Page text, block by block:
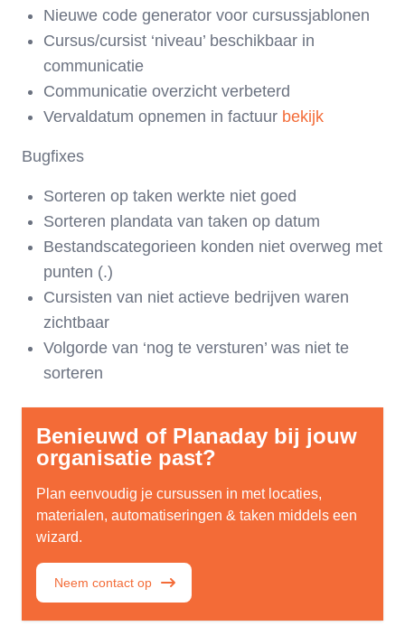
Nieuwe code generator voor cursussjablonen
Cursus/cursist ‘niveau’ beschikbaar in
communicatie
Communicatie overzicht verbeterd
Vervaldatum opnemen in factuur bekijk
Bugfixes
Sorteren op taken werkte niet goed
Sorteren plandata van taken op datum
Bestandscategorieen konden niet overweg met
punten (.)
Cursisten van niet actieve bedrijven waren
zichtbaar
Volgorde van ‘nog te versturen’ was niet te
sorteren
Benieuwd of Planaday bij jouw
organisatie past?
Plan eenvoudig je cursussen in met locaties,
materialen, automatiseringen & taken middels een
wizard.
Neem contact op